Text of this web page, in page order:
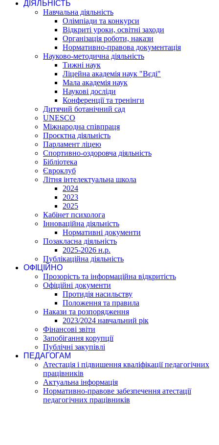
ДІЯЛЬНІСТЬ
Навчальна діяльність
Олімпіади та конкурси
Відкриті уроки, освітні заходи
Організація роботи, накази
Нормативно-правова документація
Науково-методична діяльність
Тижні наук
Ліцейна академія наук "Вєді"
Мала академія наук
Наукові досліди
Конференції та тренінги
Дитячий ботанічний сад
UNESCO
Міжнародна співпраця
Проєктна діяльність
Парламент ліцею
Спортивно-оздоровча діяльність
Бібліотека
Євроклуб
Літня інтелектуальна школа
2024
2023
2025
Кабінет психолога
Інноваційна діяльність
Нормативні документи
Позакласна діяльність
2025-2026 н.р.
Публікаційна діяльність
ОФІЦІЙНО
Прозорість та інформаційна відкритість
Офіційні документи
Протидія насильству
Положення та правила
Накази та розпорядження
2023/2024 навчальний рік
Фінансові звіти
Запобігання корупції
Публічні закупівлі
ПЕДАГОГАМ
Атестація і підвишення кваліфікації педагогічних
працівників
Актуальна інформація
Нормативно-правове забезпечення атестації
педагогічних працівників